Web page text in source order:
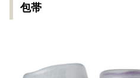
包帯